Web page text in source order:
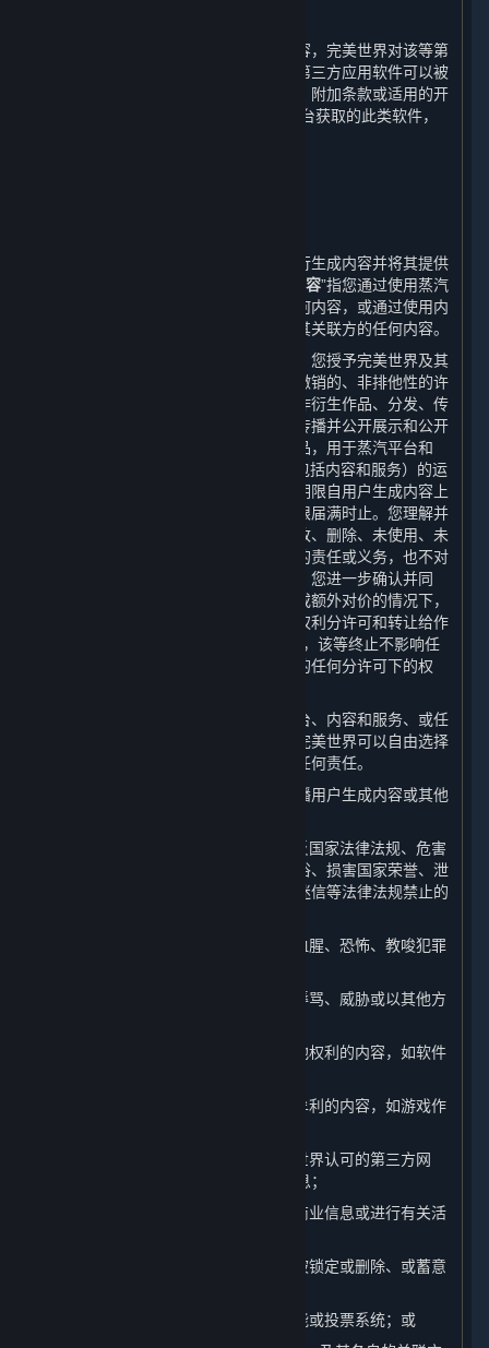
对于所有非由完美世界运营的服务和内容，完美世界对该等第
三方内容不承担任何责任和义务。某些第三方应用软件可以被
企业用于商业目的，但是，除非本协议、附加条款或适用的开
发方/运营方条款明确允许，通过蒸汽平台获取的此类软件，
蒸汽平台提供界面和工具，使您能够自行生成内容并将其提供
用户生成内容”指您通过使用蒸汽
平台的多用户功能向其他用户提供的任何内容，或通过使用内
容和服务或其他方式提供给完美世界或其关联方的任何内容。
当您将用户生成内容上传至蒸汽平台时，您授予完美世界及其
关联方一项世界范围的、免费的、不可撤销的、非排他性的许
可，以使用、复制、分许可、修改、创作衍生作品、分发、传
播、转码、翻译、广播以及以其他方式传播并公开展示和公开
表演您创建的用户生成内容及其衍生作品，用于蒸汽平台和
Steam平台的服务、游戏或其他产品（包括内容和服务）的运
营、分发、整合和推广等目的。本许可期限自用户生成内容上
传到蒸汽平台时起至其完整知识产权期限届满时止。您理解并
同意，完美世界不承担任何因使用、修改、删除、未使用、未
修改、未删除您的用户生成内容而产生的责任或义务，也不对
任何用户生成内容做出任何形式的保证。您进一步确认并同
意，完美世界可以在无需您进一步同意或额外对价的情况下，
将完美世界对您的用户生成内容享有之权利分许可和转让给作
为平台许可方的Valve。如上述许可终止，该等终止不影响任
何被分许可方在该等许可终止前被授予的任何分许可下的权
如果您向完美世界提供任何关于蒸汽平台、内容和服务、或任
何完美世界产品或服务的反馈或建议，完美世界可以自由选择
使用这些反馈或建议，而无须对您承担任何责任。
此外，当您在平台上上传、发表、或传播用户生成内容或其他
（1） 上传、发布或以任何方式传播违反国家法律法规、危害
国家安全、破坏祖国统一、违背公序良俗、损害国家荣誉、泄
露国家秘密、煽动民族矛盾、宣扬宗教迷信等法律法规禁止的
（2） 散布、传播淫秽、色情、暴力、血腥、恐怖、教唆犯罪
（3） 对他人进行侮辱、诽谤、造谣、辱骂、威胁或以其他方
（4） 发布、讨论侵犯他人著作权或其他权利的内容，如软件
（5） 发布、讨论不正当利用游戏漏洞牟利的内容，如游戏作
（6） 发布、传播钓鱼网站、非经完美世界认可的第三方网
址、游戏交易平台、游戏充值平台等信息；
（7） 滥发广告内容、垃圾邮件或其他商业信息或进行有关活
（8） 发布灌水、与相关版块无关、已被锁定或删除、或蓄意
（9） 操纵或滥用平台的评价、举报功能或投票系统；或